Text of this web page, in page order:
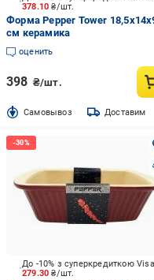
378.10₴/шт.
Форма Pepper Tower
см керамика
оценить
398 ₴/шт.
Cамовывоз Доставим
279.30₴/шт.